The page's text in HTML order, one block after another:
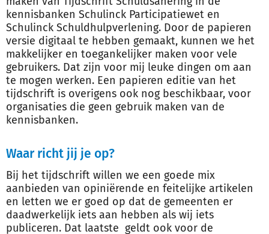
kennisbanken Schulinck Participatiewet en
Schulinck Schuldhulpverlening. Door de papieren
versie digitaal te hebben gemaakt, kunnen we het
makkelijker en toegankelijker maken voor vele
gebruikers. Dat zijn voor mij leuke dingen om aan
te mogen werken. Een papieren editie van het
tijdschrift is overigens ook nog beschikbaar, voor
organisaties die geen gebruik maken van de
kennisbanken.
Waar richt jij je op?
Bij het tijdschrift willen we een goede mix
aanbieden van opiniërende en feitelijke artikelen
en letten we er goed op dat de gemeenten er
daadwerkelijk iets aan hebben als wij iets
publiceren. Dat laatste geldt ook voor de